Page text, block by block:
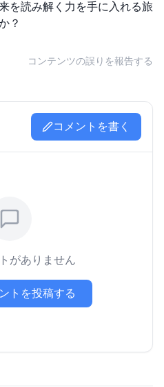
を読み解く力を手に入れる旅
？
コンテンツの誤りを報告する
コメントを書く
がありません
トを投稿する